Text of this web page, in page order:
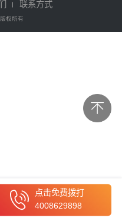
点击免费拨打
4008629898
联系方式
权所有